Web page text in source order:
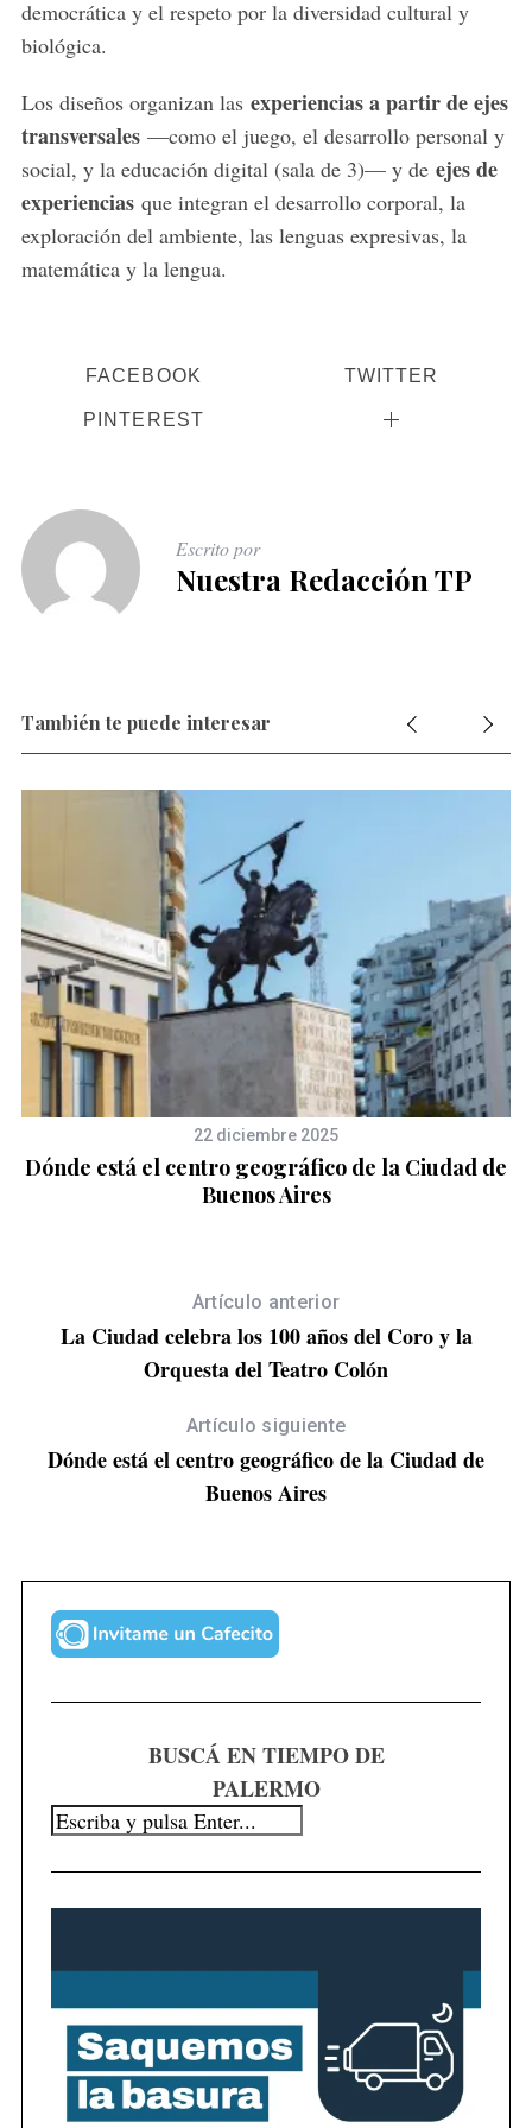
democrática y el respeto por la diversidad cultural y
biológica.
Los diseños organizan las experiencias a partir de ejes
transversales—como el juego, el desarrollo personal y
social, y la educación digital (sala de 3)— y de ejes de
experienciasque integran el desarrollo corporal, la
exploración del ambiente, las lenguas expresivas, la
matemática y la lengua.
FACEBOOK TWITTER
PINTEREST
Escrito por
Nuestra Redacción TP
También te puede interesar
22 diciembre 2025
Dónde está el centro geográfico de la Ciudad de
Buenos Aires
Artículo anterior
La Ciudad celebra los 100 años del Coro y la
Orquesta del Teatro Colón
Artículo siguiente
Dónde está el centro geográfico de la Ciudad de
Buenos Aires
BUSCÁ EN TIEMPO DE
PALERMO